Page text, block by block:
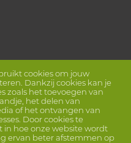
cookies om jouw
Dankzij cookies kan je
zoals het toevoegen van
het delen van
of het ontvangen van
Door cookies te
hoe onze website wordt
ervan beter afstemmen op